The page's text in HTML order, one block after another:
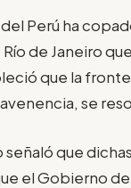
Perú ha
de Janeiro
que la
se
señaló que
el Gobierno